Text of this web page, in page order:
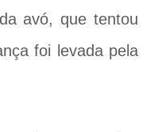
avó, que tentou
foi levada pela